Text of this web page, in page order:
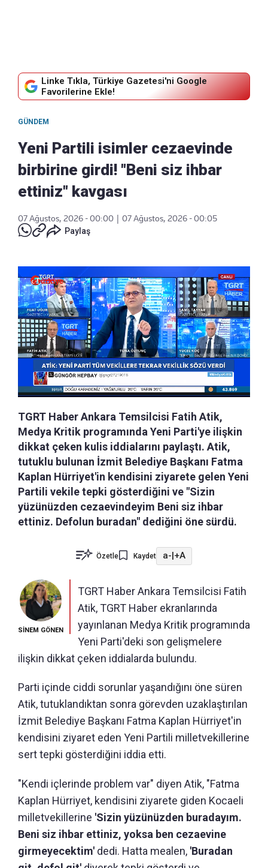
Linke Tıkla, Türkiye Gazetesi'ni Google
Favorilerine Ekle!
GÜNDEM
Yeni Partili isimler cezaevinde
birbirine girdi! "Beni siz ihbar
ettiniz" kavgası
07 Ağustos, 2026 - 00:00
07 Ağustos, 2026 - 00:05
Paylaş
TGRT Haber Ankara Temsilcisi Fatih Atik,
Medya Kritik programında Yeni Parti'ye ilişkin
dikkat çeken kulis iddialarını paylaştı. Atik,
tutuklu bulunan İzmit Belediye Başkanı Fatma
Kaplan Hürriyet'in kendisini ziyarete gelen Yeni
Partili vekile tepki gösterdiğini ve "Sizin
yüzünüzden cezaevindeyim Beni siz ihbar
ettiniz. Defolun buradan" dediğini öne sürdü.
Özetle Kaydet a- +A
SİNEM GÖNEN
TGRT Haber Ankara Temsilcisi Fatih
Atik, TGRT Haber ekranlarında
yayınlanan Medya Kritik programında
Yeni Parti'deki son gelişmelere
ilişkin dikkat çeken iddialarda bulundu.
Parti içinde ciddi sorunlar yaşandığını öne süren
Atik, tutuklandıktan sonra görevden uzaklaştırılan
İzmit Belediye Başkanı Fatma Kaplan Hürriyet'in
kendisini ziyaret eden Yeni Partili milletvekillerine
sert tepki gösterdiğini iddia etti.
"Kendi içlerinde problem var" diyen Atik, "Fatma
Kaplan Hürriyet, kendisini ziyarete giden Kocaeli
milletvekillerine 'Sizin yüzünüzden buradayım.
Beni siz ihbar ettiniz, yoksa ben cezaevine
girmeyecektim' dedi. Hatta mealen, 'Buradan